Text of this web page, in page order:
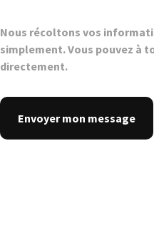
Nous récoltons vos
simplement. Vous pouvez à
directement.